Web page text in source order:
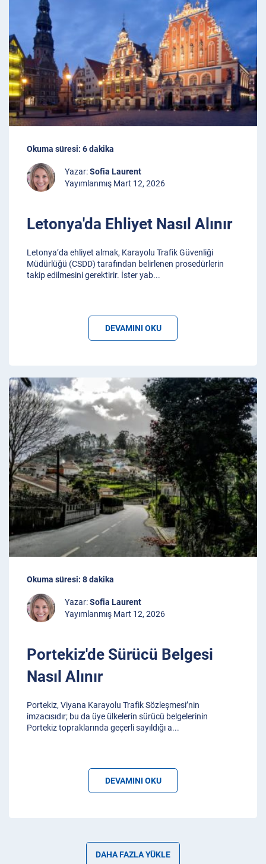
Okuma süresi: 6 dakika
Yazar:Sofia Laurent
Yayımlanmış Mart 12, 2026
Letonya'da Ehliyet Nasıl Alınır
Letonya’da ehliyet almak, Karayolu Trafik Güvenliği
Müdürlüğü (CSDD) tarafından belirlenen prosedürlerin
takip edilmesini gerektirir. İster yab...
DEVAMINI OKU
Okuma süresi: 8 dakika
Yazar:Sofia Laurent
Yayımlanmış Mart 12, 2026
Portekiz'de Sürücü Belgesi
Nasıl Alınır
Portekiz, Viyana Karayolu Trafik Sözleşmesi’nin
imzacısıdır; bu da üye ülkelerin sürücü belgelerinin
Portekiz topraklarında geçerli sayıldığı a...
DEVAMINI OKU
DAHA FAZLA YÜKLE